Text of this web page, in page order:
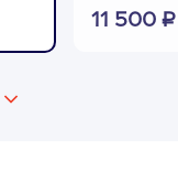
11 500 ₽